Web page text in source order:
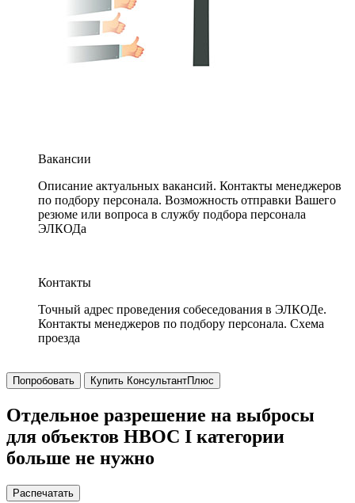
Вакансии
Описание актуальных вакансий. Контакты менеджеров
по подбору персонала. Возможность отправки Вашего
резюме или вопроса в службу подбора персонала
ЭЛКОДа
Контакты
Точный адрес проведения собеседования в ЭЛКОДе.
Контакты менеджеров по подбору персонала. Схема
проезда
Попробовать Купить КонсультантПлюс
Отдельное разрешение на выбросы
для объектов НВОС I категории
больше не нужно
Распечатать